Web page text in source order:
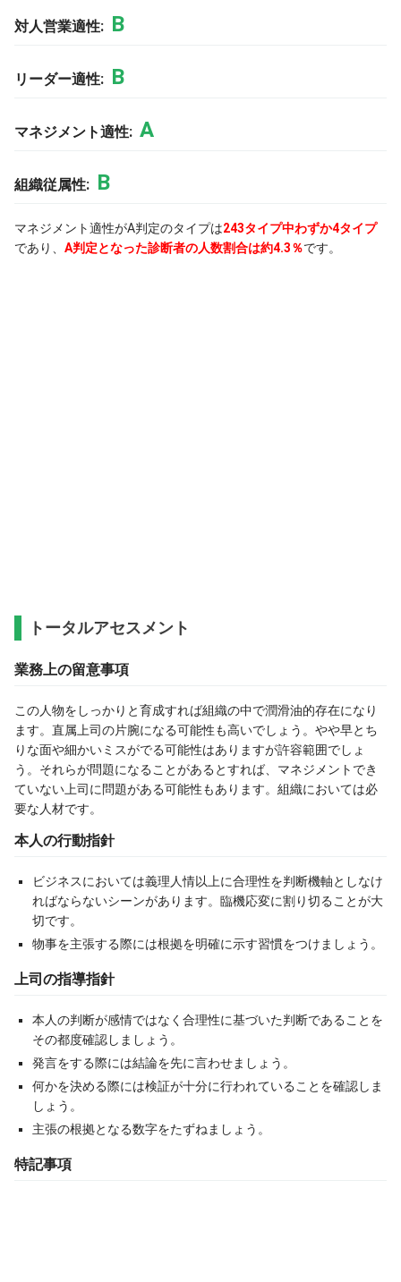
対人営業適性: B
リーダー適性: B
マネジメント適性: A
組織従属性: B
マネジメント適性がA判定のタイプは243タイプ中わずか4タイプ
であり、 A判定となった診断者の人数割合は約4.3％です。
トータルアセスメント
業務上の留意事項
この人物をしっかりと育成すれば組織の中で潤滑油的存在になり
ます。直属上司の片腕になる可能性も高いでしょう。やや早とち
りな面や細かいミスがでる可能性はありますが許容範囲でしょ
う。それらが問題になることがあるとすれば、マネジメントでき
ていない上司に問題がある可能性もあります。組織においては必
要な人材です。
本人の行動指針
ビジネスにおいては義理人情以上に合理性を判断機軸としなけ
ればならないシーンがあります。臨機応変に割り切ることが大
切です。
物事を主張する際には根拠を明確に示す習慣をつけましょう。
上司の指導指針
本人の判断が感情ではなく合理性に基づいた判断であることを
その都度確認しましょう。
発言をする際には結論を先に言わせましょう。
何かを決める際には検証が十分に行われていることを確認しま
しょう。
主張の根拠となる数字をたずねましょう。
特記事項